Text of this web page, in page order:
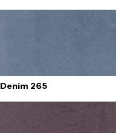
Denim 265